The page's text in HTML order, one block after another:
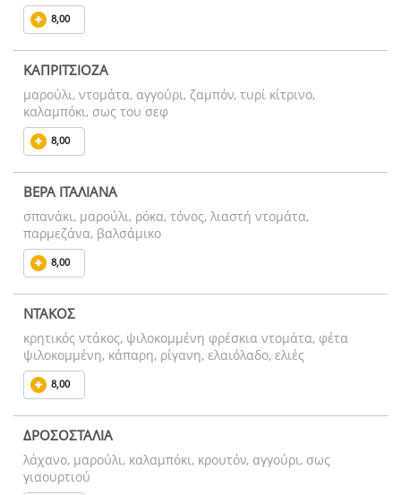
8,00
ΚΑΠΡΙΤΣΙΟΖΑ
μαρούλι, ντομάτα, αγγούρι, ζαμπόν, τυρί κίτρινο,
καλαμπόκι, σως του σεφ
8,00
ΒΕΡΑ ΙΤΑΛΙΑΝΑ
σπανάκι, μαρούλι, ρόκα, τόνος, λιαστή ντομάτα,
παρμεζάνα, βαλσάμικο
8,00
ΝΤΑΚΟΣ
κρητικός ντάκος, ψιλοκομμένη φρέσκια ντομάτα, φέτα
ψιλοκομμένη, κάπαρη, ρίγανη, ελαιόλαδο, ελιές
8,00
ΔΡΟΣΟΣΤΑΛΙΑ
λάχανο, μαρούλι, καλαμπόκι, κρουτόν, αγγούρι, σως
γιαουρτιού